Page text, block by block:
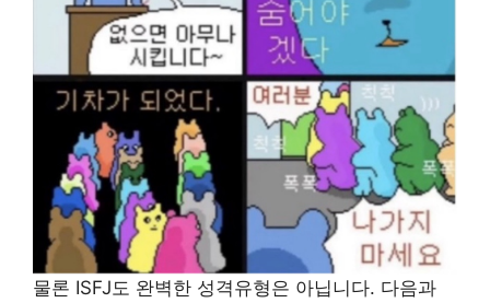
물론 ISFJ도 완벽한 성격유형은 아닙니다. 다음과